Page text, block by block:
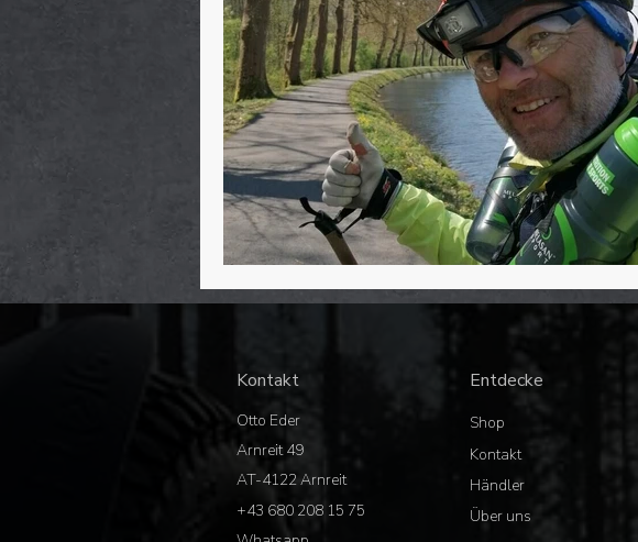
Entdecke
Shop
Kontakt
Händler
Über uns
Kontakt
Otto Eder
Arnreit 49
AT-4122 Arnreit
+43 680 208 15 75